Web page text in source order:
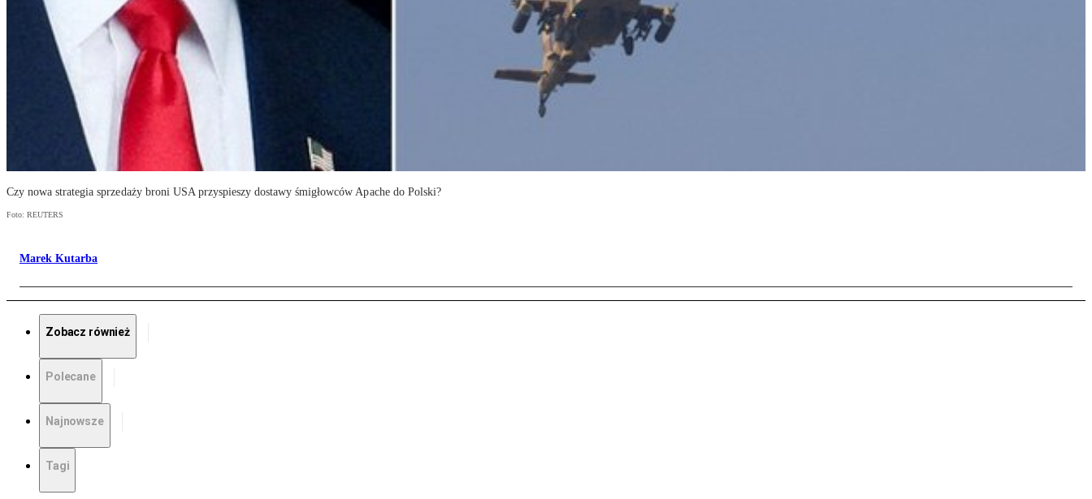
Czy nowa strategia sprzedaży broni USA przyspieszy dostawy śmigłowców Apache do Polski?
Foto: REUTERS
Marek Kutarba
Zobacz również
Polecane
Najnowsze
Tagi